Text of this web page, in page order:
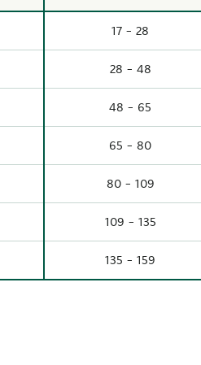
17 - 28
28 - 48
48 - 65
65 - 80
80 - 109
109 - 135
135 - 159